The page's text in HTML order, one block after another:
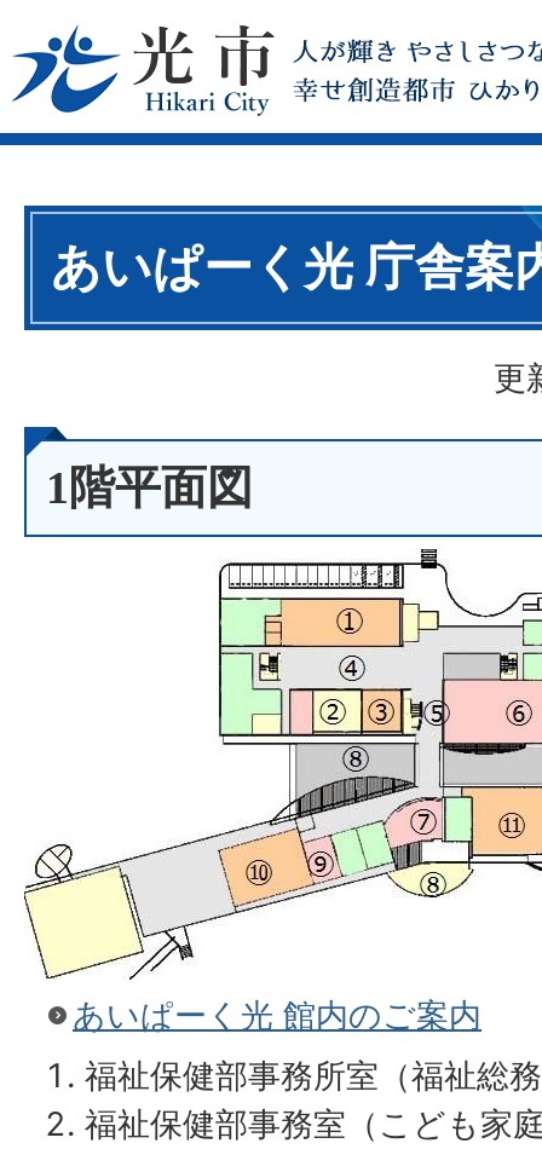
あいぱーく光 庁舎案
更
1階平面図
あいぱーく光 館内のご案内
福祉保健部事務所室（福祉総
福祉保健部事務室（こども家